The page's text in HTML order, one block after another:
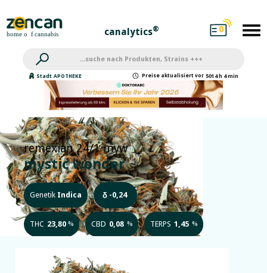
canalytics® 0
Stadt APOTHEKE Preise aktualisiert vor 5014 h 4 min
remexian 24/1 myw
mystic wonder
Genetik Indica δ -0,24
THC 23,80 % CBD 0,08 % TERPS 1,45 %